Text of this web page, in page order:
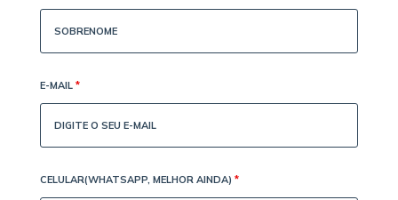
E-MAIL *
CELULAR(WHATSAPP, MELHOR AINDA) *